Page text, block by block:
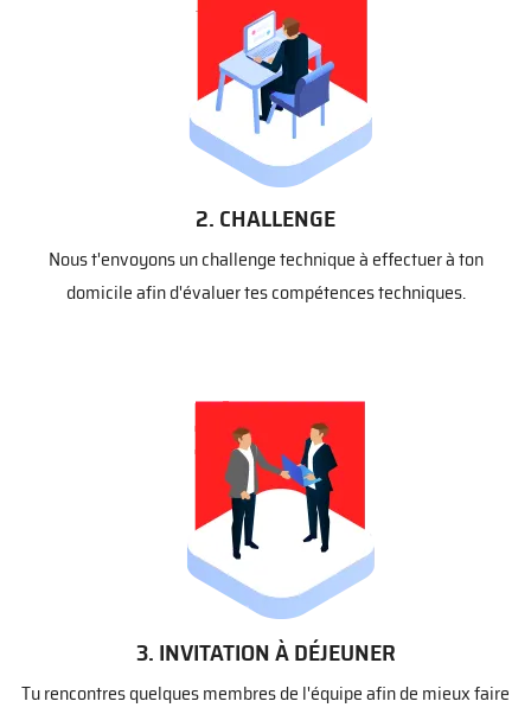
2. CHALLENGE
Nous t'envoyons un challenge technique à effectuer à ton
domicile afin d'évaluer tes compétences techniques.
3. INVITATION À DÉJEUNER
Tu rencontres quelques membres de l'équipe afin de mieux faire